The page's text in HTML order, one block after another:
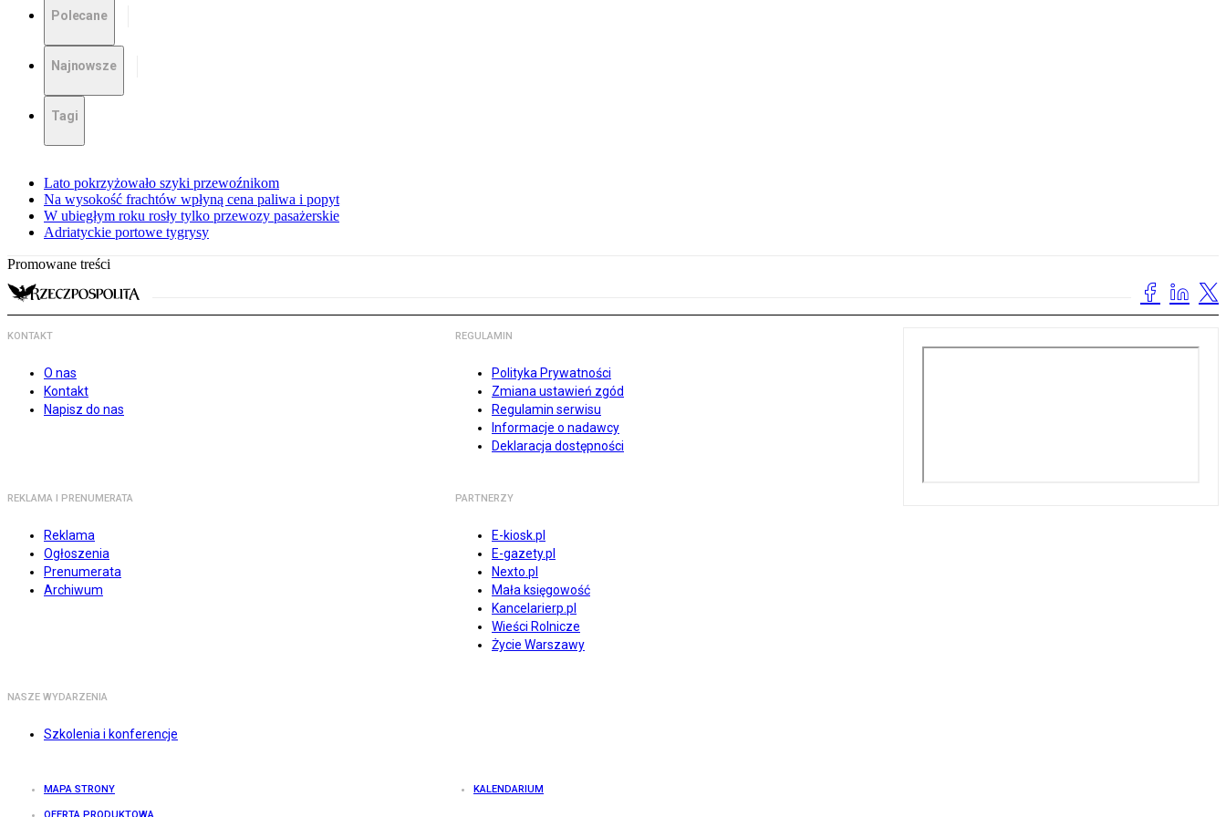
Polecane
Najnowsze
Tagi
Lato pokrzyżowało szyki przewoźnikom
Na wysokość frachtów wpłyną cena paliwa i popyt
W ubiegłym roku rosły tylko przewozy pasażerskie
Adriatyckie portowe tygrysy
Promowane treści
KONTAKT
O nas
Kontakt
Napisz do nas
REGULAMIN
Polityka Prywatności
Zmiana ustawień zgód
Regulamin serwisu
Informacje o nadawcy
Deklaracja dostępności
REKLAMA I PRENUMERATA
Reklama
Ogłoszenia
Prenumerata
Archiwum
PARTNERZY
E-kiosk.pl
E-gazety.pl
Nexto.pl
Mała księgowość
Kancelarierp.pl
Wieści Rolnicze
Życie Warszawy
NASZE WYDARZENIA
Szkolenia i konferencje
MAPA STRONY KALENDARIUM